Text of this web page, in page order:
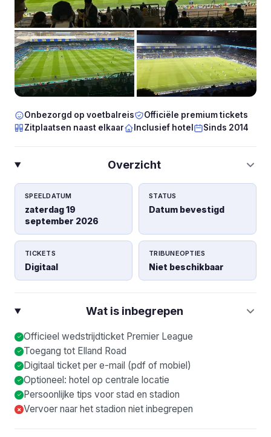
Onbezorgd op voetbalreis
Officiële premium tickets
Zitplaatsen naast elkaar
Inclusief hotel Sinds 2014
Overzicht
SPEELDATUM
zaterdag 19
september 2026
STATUS
Datum bevestigd
TICKETS
Digitaal
TRIBUNEOPTIES
Niet beschikbaar
Wat is inbegrepen
Officieel wedstrijdticket Premier League
Toegang tot Elland Road
Digitaal ticket per e-mail (pdf of mobiel)
Optioneel: hotel op centrale locatie
Persoonlijke tips voor stad en stadion
× Vervoer naar het stadion niet inbegrepen